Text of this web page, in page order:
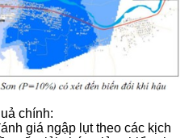
chính:
giá ngập lụt theo các kịch